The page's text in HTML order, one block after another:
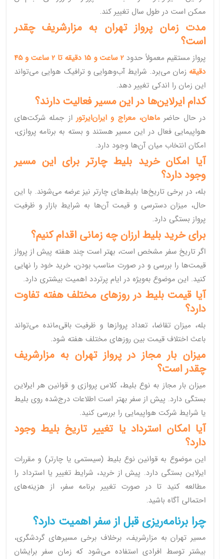
ممکن است در طول سال تغییر کند.
مدت زمان پرواز تهران به مزارشریف چقدر
است؟
پرواز مستقیم معمولاً حدود
2 ساعت و 15 دقیقه تا 2 ساعت و 45
دقیقه زمان می‌برد. شرایط آب‌وهوایی و ترافیک هوایی می‌تواند
این زمان را اندکی تغییر دهد.
کدام ایرلاین‌ها در این مسیر فعالیت دارند؟
در حال حاضر ماهان، معراج و ایران‌ایرتوراز جمله شرکت‌های
هواپیمایی فعال در این مسیر هستند و بسته به برنامه پروازی،
امکان انتخاب میان آن‌ها وجود دارد.
آیا امکان خرید بلیط چارتر برای این مسیر
وجود دارد؟
بله، در برخی تاریخ‌ها بلیط‌های چارتر نیز عرضه می‌شوند. با این
حال، میزان دسترسی و قیمت آن‌ها به شرایط بازار و ظرفیت
پرواز بستگی دارد.
برای خرید بلیط ارزان چه زمانی اقدام کنیم؟
اگر تاریخ سفر مشخص است، بهتر است چند هفته پیش از پرواز
قیمت‌ها را بررسی و در صورت مناسب بودن، خرید خود را نهایی
کنید. این موضوع به‌ویژه در ایام پرتردد اهمیت بیشتری دارد.
آیا قیمت بلیط در روزهای مختلف هفته تفاوت
دارد؟
بله، میزان تقاضا، تعداد پروازها و ظرفیت باقی‌مانده می‌تواند
باعث اختلاف قیمت بین روزهای مختلف هفته شود.
میزان بار مجاز در پرواز تهران به مزارشریف
چقدر است؟
میزان بار مجاز به نوع بلیط، کلاس پروازی و قوانین هر ایرلاین
بستگی دارد. پیش از سفر بهتر است اطلاعات درج‌شده روی بلیط
یا شرایط شرکت هواپیمایی را بررسی کنید.
آیا امکان استرداد یا تغییر تاریخ بلیط وجود
دارد؟
این موضوع به قوانین نوع بلیط (سیستمی یا چارتر) و مقررات
ایرلاین بستگی دارد. پیش از خرید، شرایط تغییر یا استرداد را
مطالعه کنید تا در صورت تغییر برنامه سفر، از هزینه‌های
احتمالی آگاه باشید.
چرا برنامه‌ریزی قبل از سفر اهمیت دارد؟
مسیر تهران به مزارشریف، برخلاف برخی مسیرهای گردشگری،
بیشتر توسط افرادی استفاده می‌شود که زمان سفر برایشان